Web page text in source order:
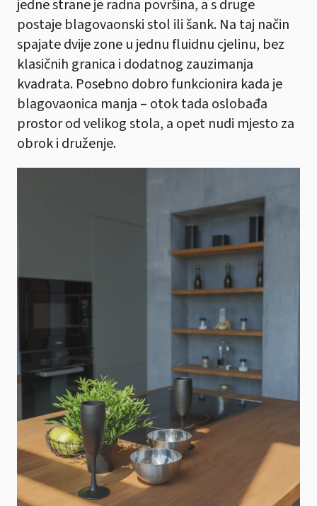
jedne strane je radna površina, a s druge
postaje blagovaonski stol ili šank. Na taj način
spajate dvije zone u jednu fluidnu cjelinu, bez
klasičnih granica i dodatnog zauzimanja
kvadrata. Posebno dobro funkcionira kada je
blagovaonica manja – otok tada oslobađa
prostor od velikog stola, a opet nudi mjesto za
obrok i druženje.